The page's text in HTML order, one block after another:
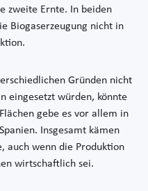
zweite Ernte. In beiden
Biogaserzeugung nicht in
Gründen nicht
eingesetzt würden, könnte
gebe es vor allem in
Insgesamt kämen
auch wenn die Produktion
wirtschaftlich sei.